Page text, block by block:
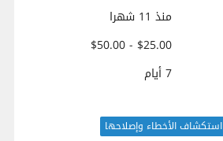
منذ 11 شهرا
$25.00 - $50.00
7 أيام
استكشاف الأخطاء وإصلاحها